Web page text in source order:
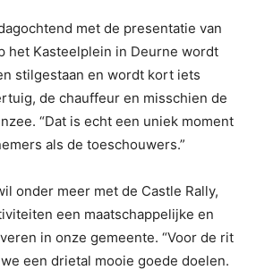
met de presentatie van
het Kasteelplein in Deurne wordt
stilgestaan en wordt kort iets
de chauffeur en misschien de
“Dat is echt een uniek moment
als de toeschouwers.”
onder meer met de Castle Rally,
een maatschappelijke en
in onze gemeente. “Voor de rit
een drietal mooie goede doelen.